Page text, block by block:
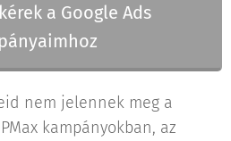
a Google Ads
nem jelennek meg a
kampányokban, az